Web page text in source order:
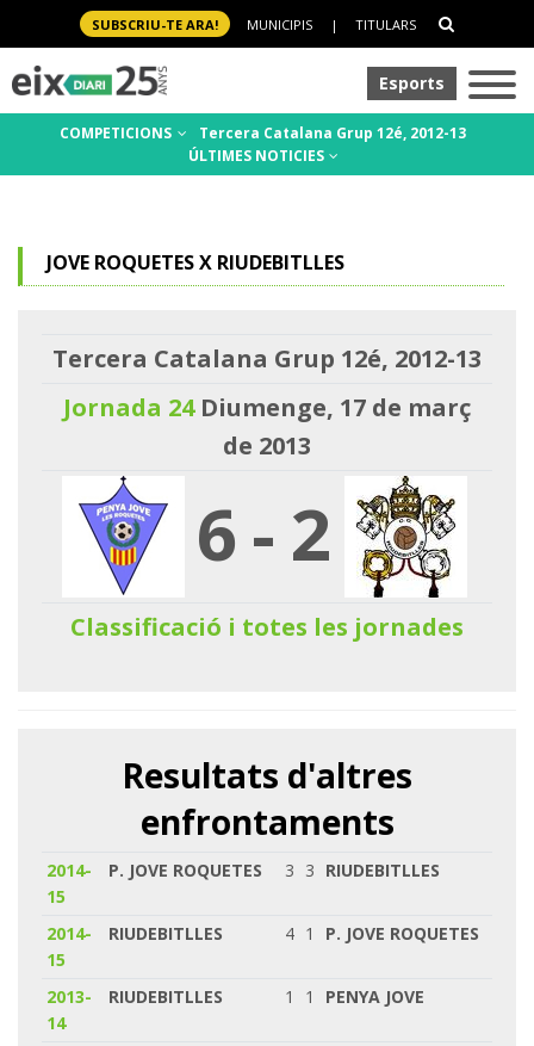
SUBSCRIU-TE ARA! MUNICIPIS | TITULARS
Esports
COMPETICIONS
Tercera Catalana Grup 12é, 2012-13
ÚLTIMES NOTICIES
JOVE ROQUETES X RIUDEBITLLES
Tercera Catalana Grup 12é, 2012-13
Jornada 24Diumenge, 17 de març
de 2013
6- 2
Classificació i totes les jornades
Resultats d'altres
enfrontaments
2014-
15
P. JOVE ROQUETES 3 3 RIUDEBITLLES
2014-
15
RIUDEBITLLES 4 1 P. JOVE ROQUETES
2013-
14
RIUDEBITLLES 1 1 PENYA JOVE